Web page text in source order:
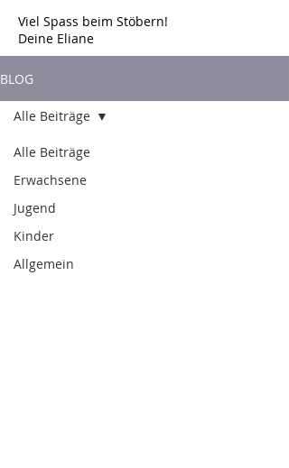
Viel Spass beim Stöbern!
Deine Eliane
BLOG
Alle Beiträge
Erwachsene
Jugend
Kinder
Allgemein
Alle Beiträge